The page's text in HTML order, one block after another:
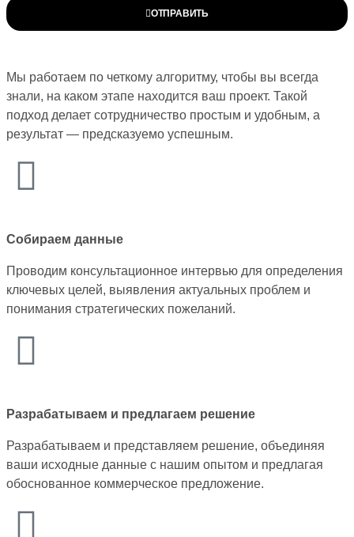
ОТПРАВИТЬ
Мы работаем по четкому алгоритму, чтобы вы всегда
знали, на каком этапе находится ваш проект. Такой
подход делает сотрудничество простым и удобным, а
результат — предсказуемо успешным.
Собираем данные
Проводим консультационное интервью для определения
ключевых целей, выявления актуальных проблем и
понимания стратегических пожеланий.
Разрабатываем и предлагаем решение
Разрабатываем и представляем решение, объединяя
ваши исходные данные с нашим опытом и предлагая
обоснованное коммерческое предложение.